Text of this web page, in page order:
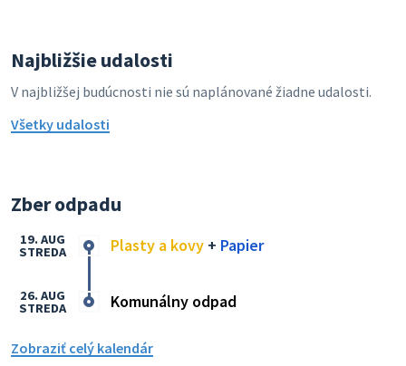
Najbližšie udalosti
V najbližšej budúcnosti nie sú naplánované žiadne udalosti.
Všetky udalosti
Zber odpadu
Plasty a kovy + Papier
19. AUG
STREDA
Komunálny odpad
26. AUG
STREDA
Zobraziť celý kalendár